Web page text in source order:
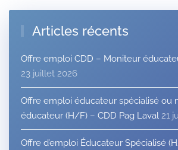
Articles récents
Offre emploi CDD – Moniteur
23 juillet 2026
Offre emploi éducateur spécialisé ou
éducateur (H/F) – CDD Pag Laval 21
Offre d’emploi Éducateur Spécialisé